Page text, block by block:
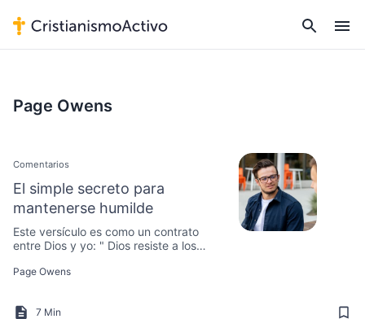
Page Owens
Comentarios
El simple secreto para
mantenerse humilde
Este versículo es como un contrato
entre Dios y yo: " Dios resiste a los
Page Owens
7 Min